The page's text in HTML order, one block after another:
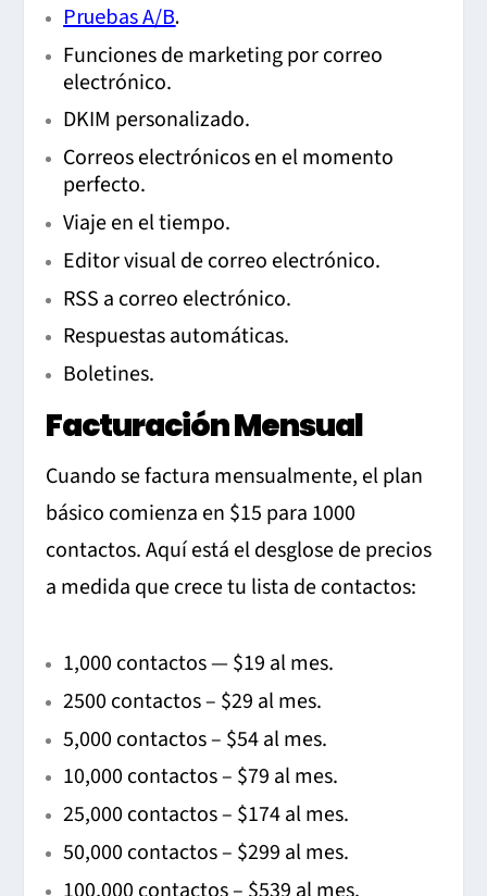
Pruebas A/B.
Funciones de marketing por correo
electrónico.
DKIM personalizado.
Correos electrónicos en el momento
perfecto.
Viaje en el tiempo.
Editor visual de correo electrónico.
RSS a correo electrónico.
Respuestas automáticas.
Boletines.
Facturación Mensual
Cuando se factura mensualmente, el plan
básico comienza en $15 para 1000
contactos. Aquí está el desglose de precios
a medida que crece tu lista de contactos:
1,000 contactos — $19 al mes.
2500 contactos – $29 al mes.
5,000 contactos – $54 al mes.
10,000 contactos – $79 al mes.
25,000 contactos – $174 al mes.
50,000 contactos – $299 al mes.